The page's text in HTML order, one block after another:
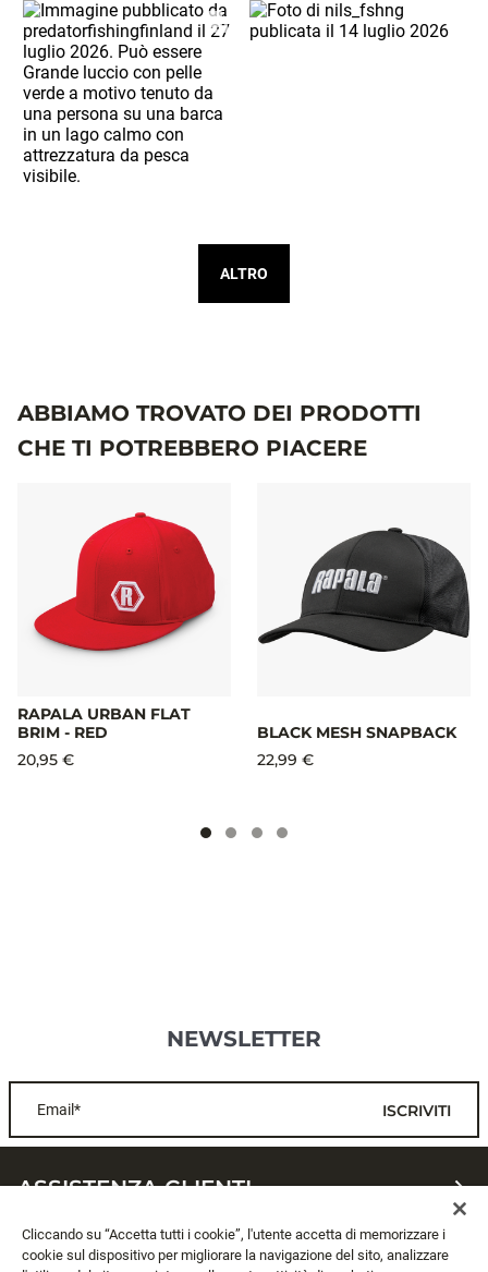
ALTRO
ABBIAMO TROVATO DEI PRODOTTI
CHE TI POTREBBERO PIACERE
RAPALA URBAN FLAT
BRIM - RED
20,95 €
BLACK MESH SNAPBACK
22,99 €
NEWSLETTER
Email* ISCRIVITI
ASSISTENZA CLIENTI
CHI SIAMO
Cliccando su “Accetta tutti i cookie”, l'utente accetta di memorizzare i
cookie sul dispositivo per migliorare la navigazione del sito, analizzare